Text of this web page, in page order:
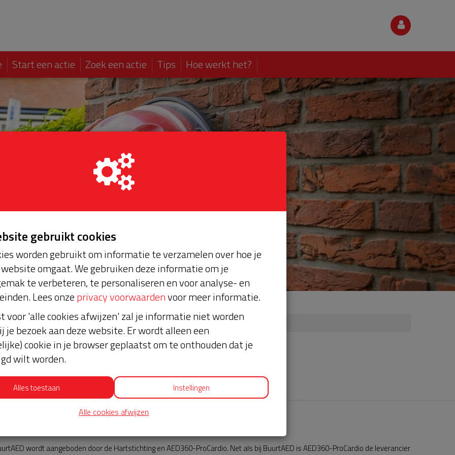
Start een actie Zoek een actie Tips Hoe werkt het?
Nieuws
wordt aangeboden door de Hartstichting en AED360-ProCardio. Net als bij BuurtAED is AED360-ProCardio de leverancier
gebruikt cookies
worden gebruikt om informatie te verzamelen over hoe je
omgaat. We gebruiken deze informatie om je
te verbeteren, te personaliseren en voor analyse- en
Lees onzeprivacy voorwaardenvoor meer informatie.
voor 'alle cookies afwijzen' zal je informatie niet worden
je bezoek aan deze website. Er wordt alleen een
cookie in je browser geplaatst om te onthouden dat je
wilt worden.
Alles toestaan Instellingen
Alle cookies afwijzen